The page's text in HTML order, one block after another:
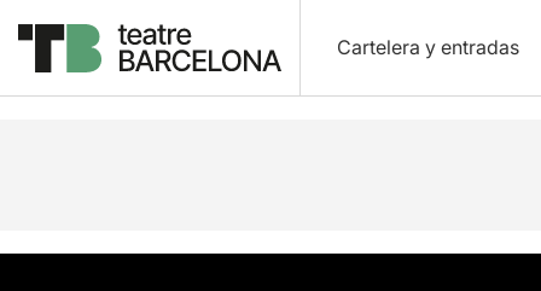
Cartelera y entradas
Descripción Horarios Ficha artística Fotos